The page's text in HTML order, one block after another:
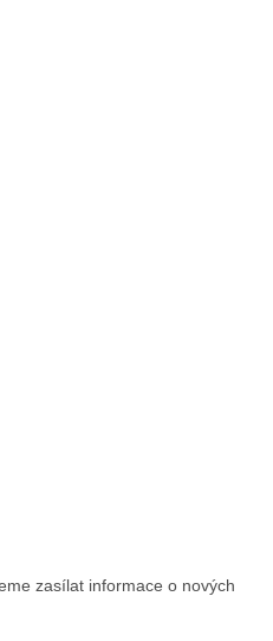
zasílat informace o nových